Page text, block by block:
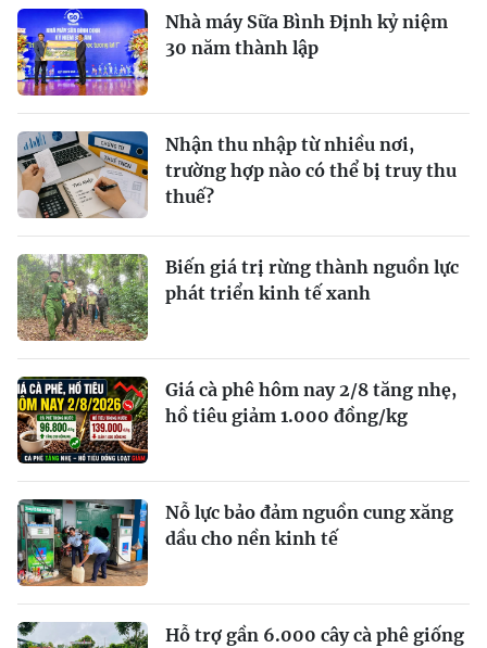
Nhà máy Sữa Bình Định kỷ niệm
30 năm thành lập
Nhận thu nhập từ nhiều nơi,
trường hợp nào có thể bị truy thu
thuế?
Biến giá trị rừng thành nguồn lực
phát triển kinh tế xanh
Giá cà phê hôm nay 2/8 tăng nhẹ,
hồ tiêu giảm 1.000 đồng/kg
Nỗ lực bảo đảm nguồn cung xăng
dầu cho nền kinh tế
Hỗ trợ gần 6.000 cây cà phê giống